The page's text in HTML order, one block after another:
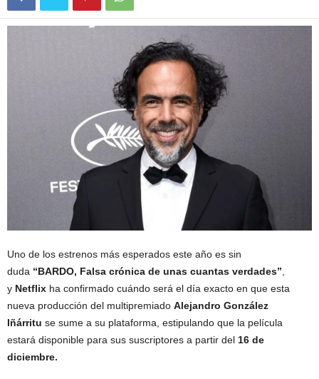
Uno de los estrenos más esperados este año es sin
duda “BARDO, Falsa crónica de unas cuantas verdades”
y Netflix ha confirmado cuándo será el día exacto en que esta
nueva producción del multipremiado Alejandro González
Iñárritu se sume a su plataforma, estipulando que la película
estará disponible para sus suscriptores a partir del 16 de
diciembre.